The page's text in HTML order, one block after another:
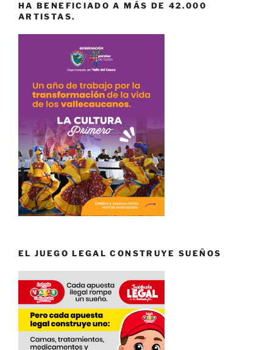
HA BENEFICIADO A MÁS DE 42.000
ARTISTAS.
EL JUEGO LEGAL CONSTRUYE SUEÑOS